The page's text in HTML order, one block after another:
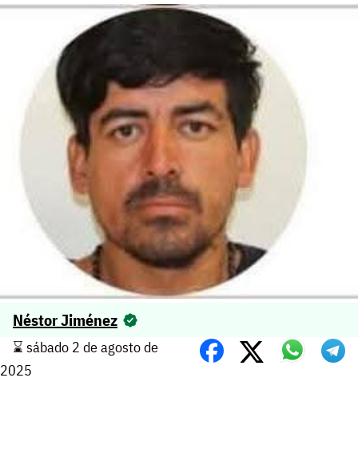
Néstor Jiménez
⌛️ sábado 2 de agosto de
2025